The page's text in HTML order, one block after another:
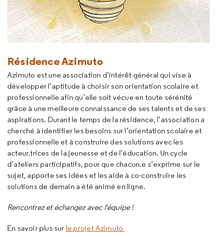
Résidence Azimuto
Azimuto est une association d’intérêt général qui vise à
développer l’aptitude à choisir son orientation scolaire et
professionnelle afin qu’elle soit vécue en toute sérénité
grâce à une meilleure connaissance de ses talents et de ses
aspirations. Durant le temps de la résidence, l’association a
cherché à identifier les besoins sur l’orientation scolaire et
professionnelle et à construire des solutions avec les
acteur.trices de la jeunesse et de l’éducation. Un cycle
d’ateliers participatifs, pour que chacun.e s’exprime sur le
sujet, apporte ses idées et les aide à co-construire les
solutions de demain a été animé en ligne.
Rencontrez et échangez avec l'équipe !
En savoir plus sur le projet Azimuto